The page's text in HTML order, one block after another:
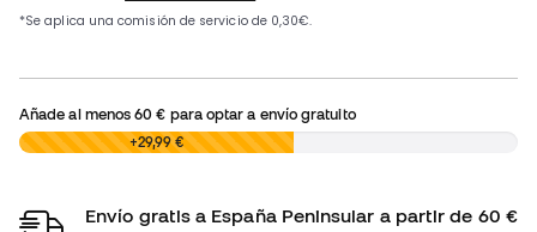
Añade al menos60 € para optar a envío gratuito
0,00 € +29,99 €
Envío gratis a España Peninsular a partir de 60 €